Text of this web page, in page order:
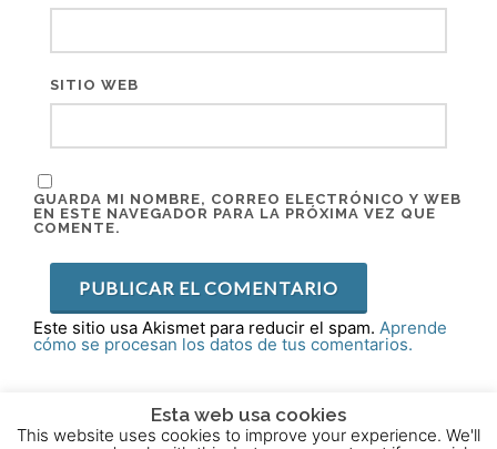
SITIO WEB
GUARDA MI NOMBRE, CORREO ELECTRÓNICO Y WEB
EN ESTE NAVEGADOR PARA LA PRÓXIMA VEZ QUE
COMENTE.
Este sitio usa Akismet para reducir el spam. Aprende
cómo se procesan los datos de tus comentarios.
2015 - 2025 © Powered byTheme-Vision
Esta web usa cookies
This website uses cookies to improve your experience. We'll